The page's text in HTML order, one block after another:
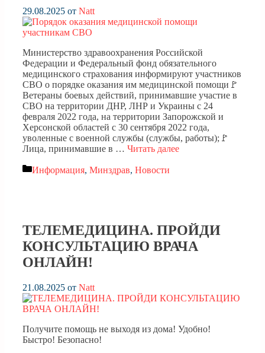
29.08.2025 от Natt
Министерство здравоохранения Российской
Федерации и Федеральный фонд обязательного
медицинского страхования информируют участников
СВО о порядке оказания им медицинской помощи🚩
Ветераны боевых действий, принимавшие участие в
СВО на территории ДНР, ЛНР и Украины с 24
февраля 2022 года, на территории Запорожской и
Херсонской областей с 30 сентября 2022 года,
уволенные с военной службы (службы, работы);🚩
Лица, принимавшие в … Читать далее
Рубрики
Информация, Минздрав, Новости
ТЕЛЕМЕДИЦИНА. ПРОЙДИ
КОНСУЛЬТАЦИЮ ВРАЧА
ОНЛАЙН!
21.08.2025 от Natt
Получите помощь не выходя из дома! Удобно!
Быстро! Безопасно!